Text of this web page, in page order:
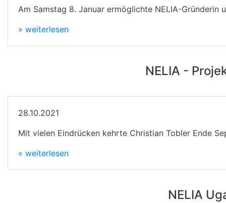
Am Samstag 8. Januar ermöglichte NELIA-Gründerin
» weiterlesen
NELIA -
28.10.2021
Mit vielen Eindrücken kehrte Christian Tobler Ende
» weiterlesen
NELIA